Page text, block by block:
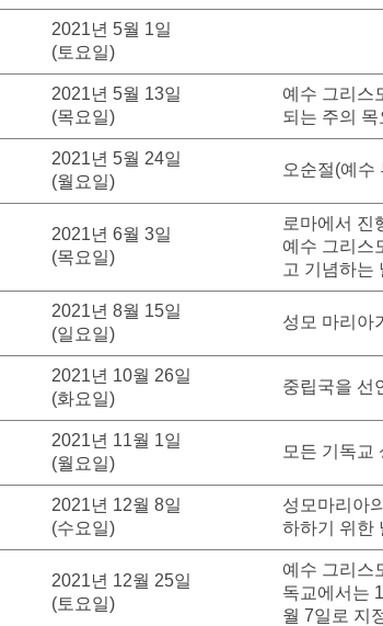
2021년 5월 1일
(토요일)
2021년 5월 13일
(목요일)
예수 그리스
되는 주의
2021년 5월 24일
(월요일)
오순절(예수
2021년 6월 3일
(목요일)
로마에서 진
예수 그리스
고 기념하는
2021년 8월 15일
(일요일)
성모 마리아
2021년 10월 26일
(화요일)
중립국을 선
2021년 11월 1일
(월요일)
모든 기독교
2021년 12월 8일
(수요일)
성모마리아
하하기 위한
2021년 12월 25일
(토요일)
예수 그리스
독교에서는
월 7일로 지